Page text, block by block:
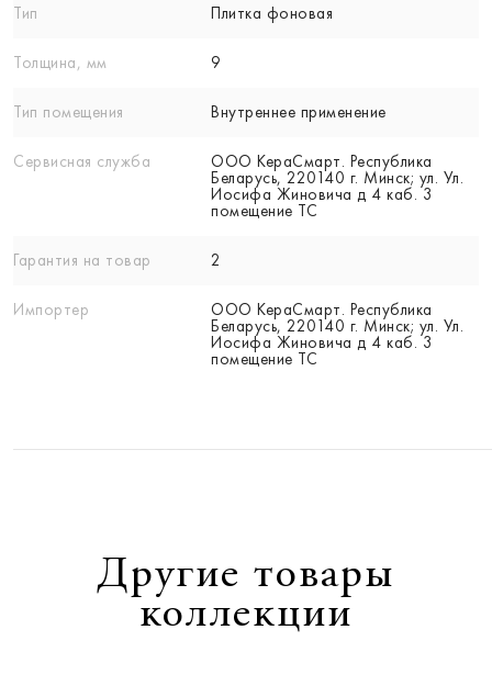
Тип Плитка фоновая
Толщина, мм 9
Тип помещения Внутреннее применение
Сервисная служба
ООО КераСмарт. Республика
Беларусь, 220140 г. Минск; ул. Ул.
Иосифа Жиновича д 4 каб. 3
помещение ТС
Гарантия на товар 2
Импортер
ООО КераСмарт. Республика
Беларусь, 220140 г. Минск; ул. Ул.
Иосифа Жиновича д 4 каб. 3
помещение ТС
Другие товары
коллекции